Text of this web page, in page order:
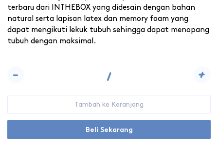
terbaru dari INTHEBOX yang didesain dengan bahan
natural serta lapisan latex dan memory foam yang
dapat mengikuti lekuk tubuh sehingga dapat menopang
tubuh dengan maksimal.
- +
Tambah ke Keranjang
Beli Sekarang